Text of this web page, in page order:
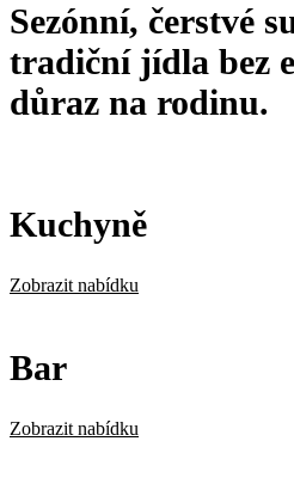
Sezónní, čerstvé
tradiční jídla bez
důraz na rodinu.
Kuchyně
Zobrazit nabídku
Bar
Zobrazit nabídku